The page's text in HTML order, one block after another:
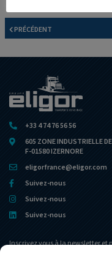
PRÉCÉDENT
+33 4 74 76 56 56
605 ZONE INDUSTRIELLE
F-01580 IZERNORE
eligorfrance@eligor.com
Suivez-nous
Suivez-nous
Suivez-nous
Inscrivez vous à la newsletter et